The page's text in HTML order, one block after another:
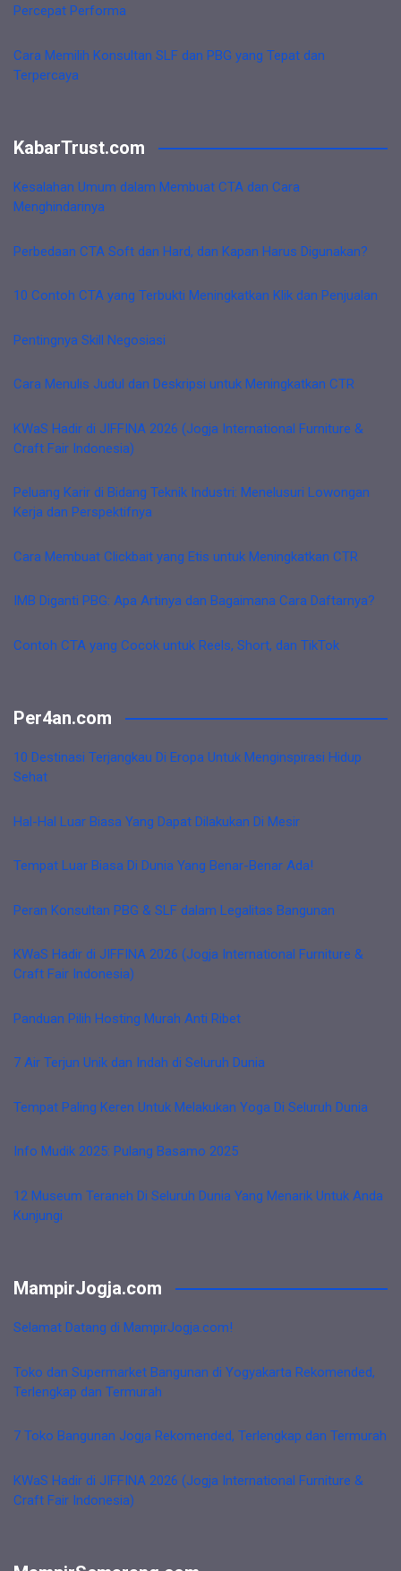
Percepat Performa
Cara Memilih Konsultan SLF dan PBG yang Tepat dan
Terpercaya
KabarTrust.com
Kesalahan Umum dalam Membuat CTA dan Cara
Menghindarinya
Perbedaan CTA Soft dan Hard, dan Kapan Harus Digunakan?
10 Contoh CTA yang Terbukti Meningkatkan Klik dan Penjualan
Pentingnya Skill Negosiasi
Cara Menulis Judul dan Deskripsi untuk Meningkatkan CTR
KWaS Hadir di JIFFINA 2026 (Jogja International Furniture &
Craft Fair Indonesia)
Peluang Karir di Bidang Teknik Industri: Menelusuri Lowongan
Kerja dan Perspektifnya
Cara Membuat Clickbait yang Etis untuk Meningkatkan CTR
IMB Diganti PBG: Apa Artinya dan Bagaimana Cara Daftarnya?
Contoh CTA yang Cocok untuk Reels, Short, dan TikTok
Per4an.com
10 Destinasi Terjangkau Di Eropa Untuk Menginspirasi Hidup
Sehat
Hal-Hal Luar Biasa Yang Dapat Dilakukan Di Mesir
Tempat Luar Biasa Di Dunia Yang Benar-Benar Ada!
Peran Konsultan PBG & SLF dalam Legalitas Bangunan
KWaS Hadir di JIFFINA 2026 (Jogja International Furniture &
Craft Fair Indonesia)
Panduan Pilih Hosting Murah Anti Ribet
7 Air Terjun Unik dan Indah di Seluruh Dunia
Tempat Paling Keren Untuk Melakukan Yoga Di Seluruh Dunia
Info Mudik 2025: Pulang Basamo 2025
12 Museum Teraneh Di Seluruh Dunia Yang Menarik Untuk Anda
Kunjungi
MampirJogja.com
Selamat Datang di MampirJogja.com!
Toko dan Supermarket Bangunan di Yogyakarta Rekomended,
Terlengkap dan Termurah
7 Toko Bangunan Jogja Rekomended, Terlengkap dan Termurah
KWaS Hadir di JIFFINA 2026 (Jogja International Furniture &
Craft Fair Indonesia)